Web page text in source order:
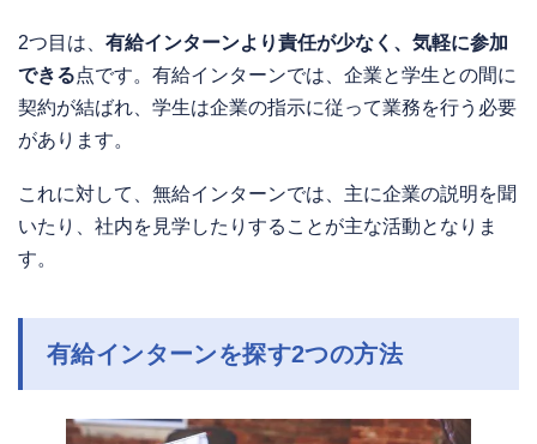
2つ目は、 有給インターンより責任が少なく、気軽に参加
できる点です。有給インターンでは、企業と学生との間に
契約が結ばれ、学生は企業の指示に従って業務を行う必要
があります。
これに対して、無給インターンでは、主に企業の説明を聞
いたり、社内を見学したりすることが主な活動となりま
す。
有給インターンを探す2つの方法